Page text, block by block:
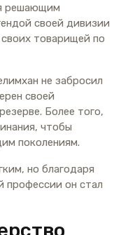
решающим
своей дивизии
товарищей по
не забросил
своей
Более того,
чтобы
поколениям.
но благодаря
профессии он стал